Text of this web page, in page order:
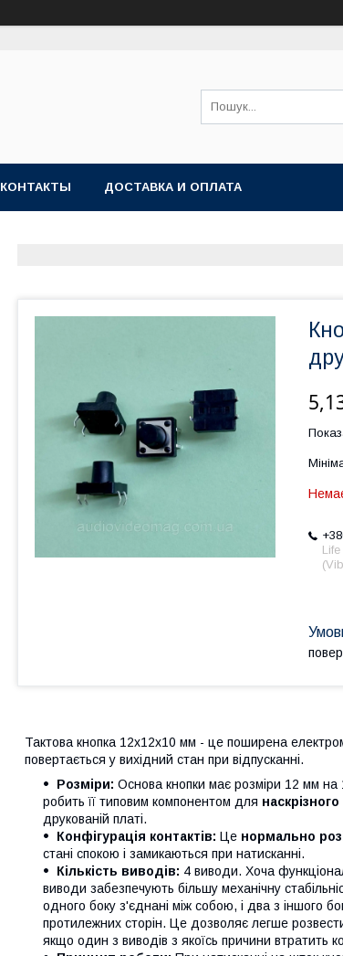
КОНТАКТЫ ДОСТАВКА И ОПЛАТА
Life
Тактова кнопка 12x12x10 мм - це поширена
повертається у вихідний стан при відпусканні.
Розміри: Основа кнопки має розміри 12 мм
робить її типовим компонентом для
друкованій платі.
Конфігурація контактів: Це нормально
стані спокою і замикаються при натисканні.
Кількість виводів: 4 виводи. Хоча
виводи забезпечують більшу механічну
одного боку з'єднані між собою, і два з іншого
протилежних сторін. Це дозволяє легше
якщо один з виводів з якоїсь причини втратить